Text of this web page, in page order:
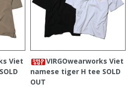
Viet
SOLD
VIRGOwearworks Viet
namese tiger H tee SOLD
OUT